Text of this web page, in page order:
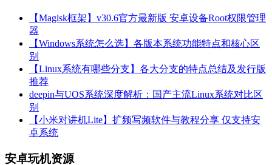
【Magisk框架】v30.6官方最新版 安卓设备Root权限管理
器
【Windows系统怎么选】各版本系统功能特点和核心区
别
【Linux系统有哪些分支】各大分支的特点总结及发行版
推荐
deepin与UOS系统深度解析：国产主流Linux系统对比区
别
【小米对讲机Lite】扩频写频软件与教程分享 仅支持安
卓系统
安卓玩机资源